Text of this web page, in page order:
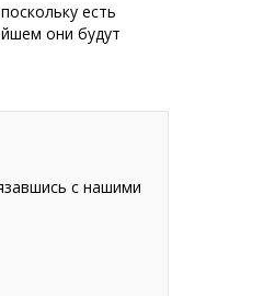
есть
они будут
с нашими